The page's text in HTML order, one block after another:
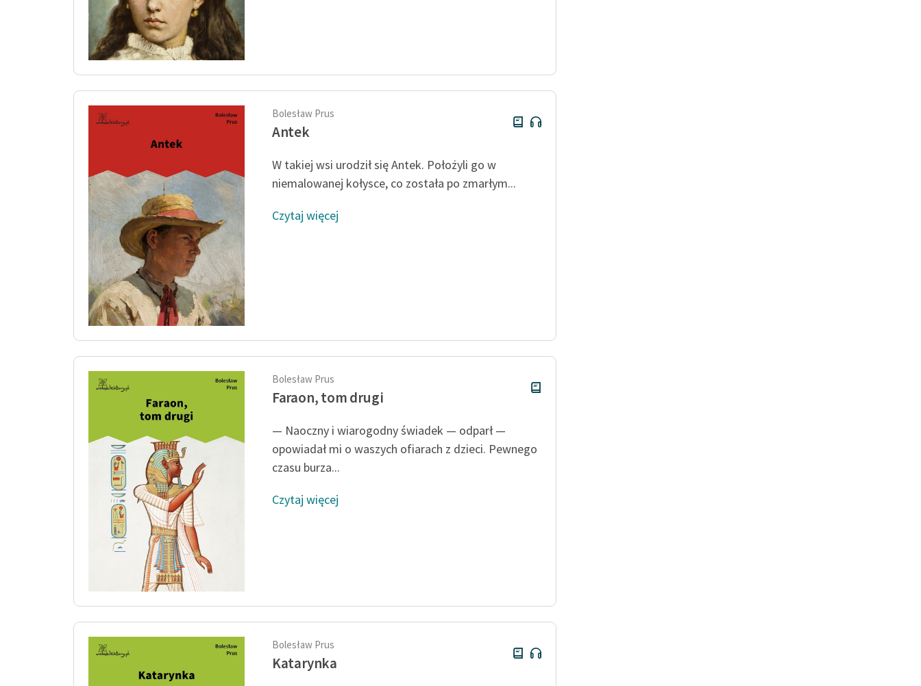
Bolesław Prus
Antek
W takiej wsi urodził się Antek. Położyli go w
niemalowanej kołysce, co została po zmarłym...
Czytaj więcej
Bolesław Prus
Faraon, tom drugi
— Naoczny i wiarogodny świadek — odparł —
opowiadał mi o waszych ofiarach z dzieci. Pewnego
czasu burza...
Czytaj więcej
Bolesław Prus
Katarynka